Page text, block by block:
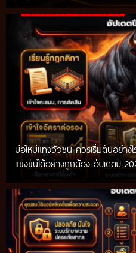
มือใหม่แทงวัวชน ควรเริ่มต้นอย่างไ
แข่งขันได้อย่างถูกต้อง อัปเดตปี